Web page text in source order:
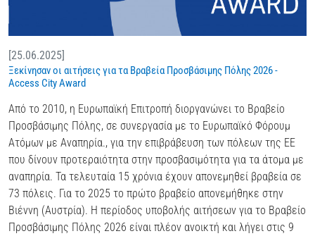
[25.06.2025]
Ξεκίνησαν οι αιτήσεις για τα Βραβεία Προσβάσιμης Πόλης 2026 -
Access City Award
Από το 2010, η Ευρωπαϊκή Επιτροπή διοργανώνει το Βραβείο
Προσβάσιμης Πόλης, σε συνεργασία με το Ευρωπαϊκό Φόρουμ
Ατόμων με Αναπηρία., για την επιβράβευση των πόλεων της ΕΕ
που δίνουν προτεραιότητα στην προσβασιμότητα για τα άτομα με
αναπηρία. Τα τελευταία 15 χρόνια έχουν απονεμηθεί βραβεία σε
73 πόλεις. Για το 2025 το πρώτο βραβείο απονεμήθηκε στην
Βιέννη (Αυστρία). Η περίοδος υποβολής αιτήσεων για το Βραβείο
Προσβάσιμης Πόλης 2026 είναι πλέον ανοικτή και λήγει στις 9